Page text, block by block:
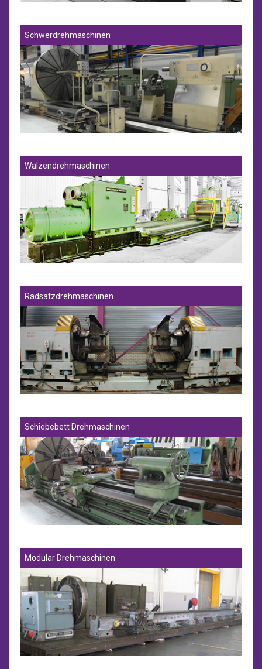
Schwerdrehmaschinen
Walzendrehmaschinen
Radsatzdrehmaschinen
Schiebebett Drehmaschinen
Modular Drehmaschinen